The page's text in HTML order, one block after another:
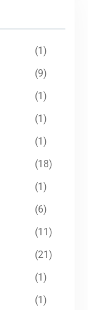
(1)
(9)
(1)
(1)
(1)
(18)
(1)
(6)
(11)
(21)
(1)
(1)